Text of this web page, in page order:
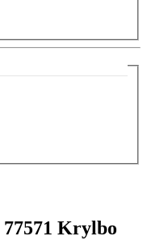
77571 Krylbo